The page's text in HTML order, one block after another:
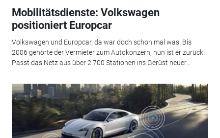
Mobilitätsdienste: Volkswagen
positioniert Europcar
Volkswagen und Europcar, da war doch schon mal was. Bis
2006 gehörte der Vermieter zum Autokonzern, nun ist er zurück.
Passt das Netz aus über 2.700 Stationen ins Gerüst neuer...